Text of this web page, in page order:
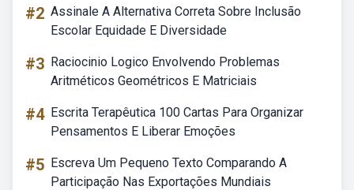
#2 Assinale A Alternativa Correta Sobre Inclusão
Escolar Equidade E Diversidade
#3 Raciocinio Logico Envolvendo Problemas
Aritméticos Geométricos E Matriciais
#4 Escrita Terapêutica 100 Cartas Para Organizar
Pensamentos E Liberar Emoções
#5 Escreva Um Pequeno Texto Comparando A
Participação Nas Exportações Mundiais